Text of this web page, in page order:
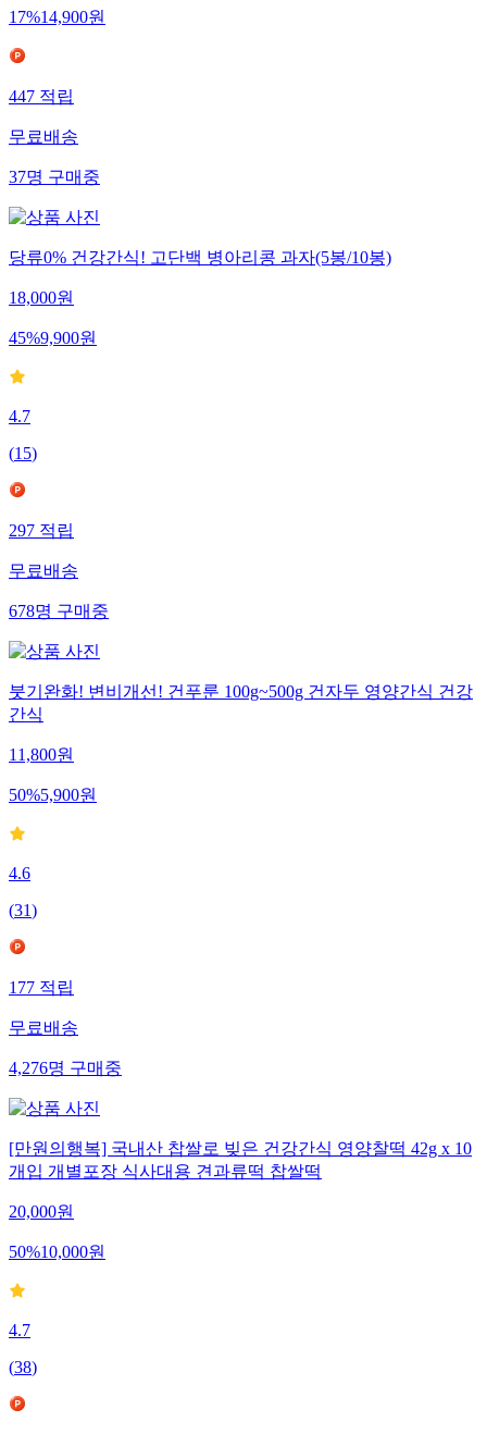
17%14,900원
447 적립
무료배송
37명 구매중
당류0% 건강간식! 고단백 병아리콩 과자(5봉/10봉)
18,000원
45%9,900원
4.7
(15)
297 적립
무료배송
678명 구매중
붓기완화! 변비개선! 건푸룬 100g~500g 건자두 영양간식 건강
간식
11,800원
50%5,900원
4.6
(31)
177 적립
무료배송
4,276명 구매중
[만원의행복] 국내산 찹쌀로 빚은 건강간식 영양찰떡 42g x 10
개입 개별포장 식사대용 견과류떡 찹쌀떡
20,000원
50%10,000원
4.7
(38)